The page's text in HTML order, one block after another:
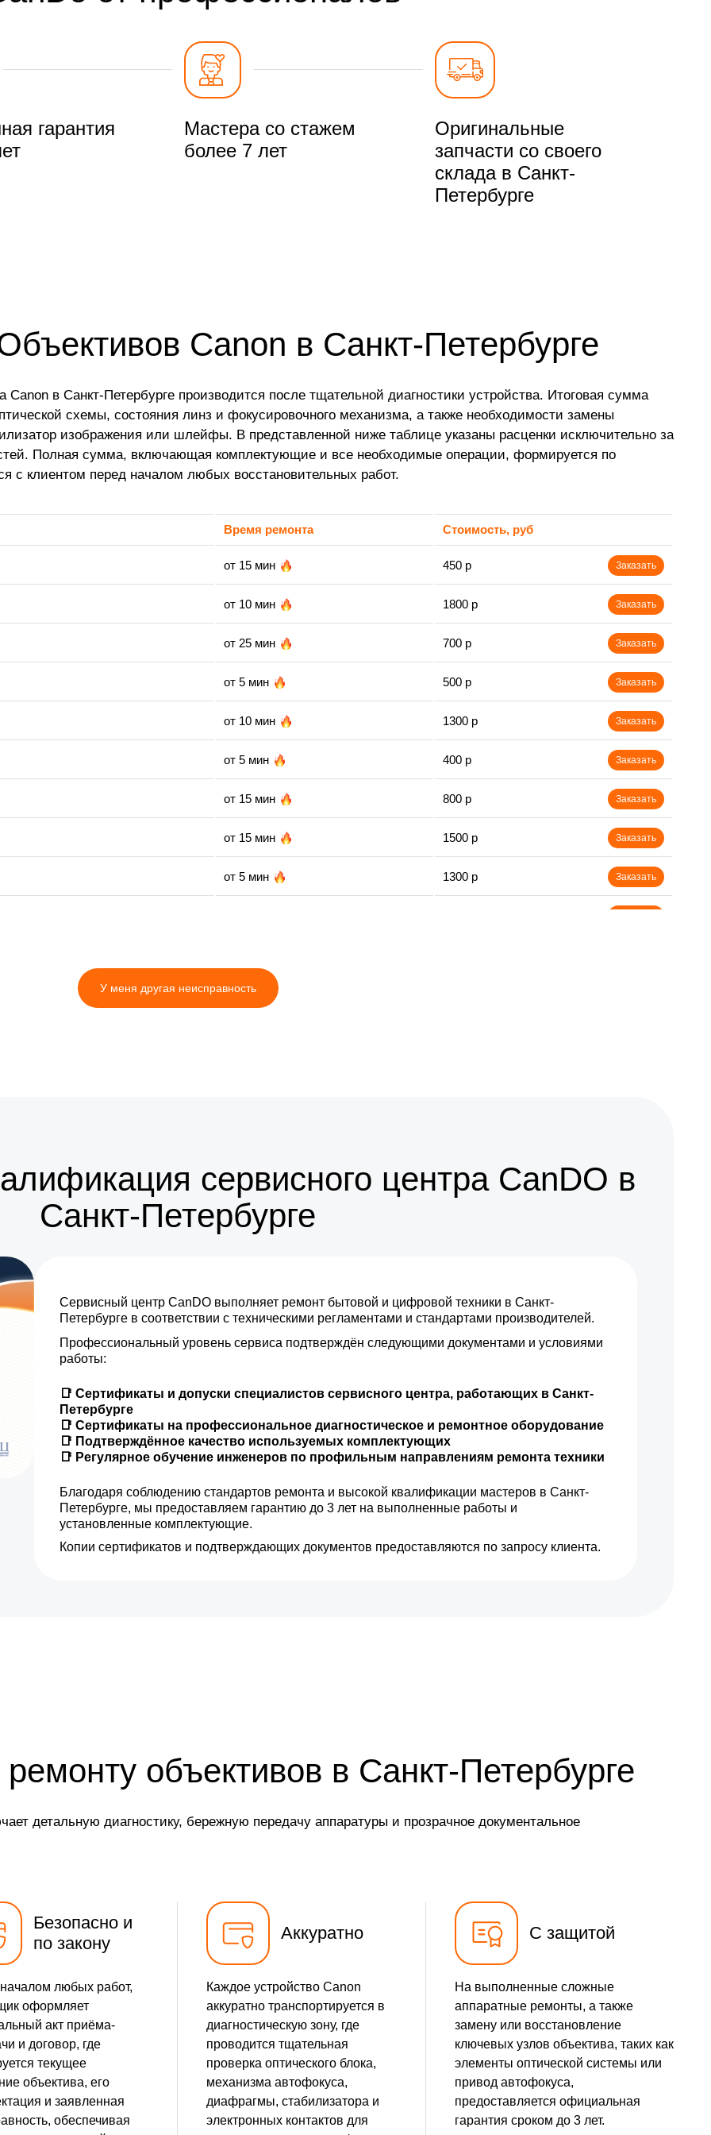
гарантия
Мастера со стажем
более 7 лет
Оригинальные
запчасти со своего
склада в Санкт-
Петербурге
Canon в Санкт-Петербурге
в Санкт-Петербурге производится после тщательной диагностики устройства. Итоговая сумма
схемы, состояния линз и фокусировочного механизма, а также необходимости замены
изображения или шлейфы. В представленной ниже таблице указаны расценки исключительно за
Полная сумма, включающая комплектующие и все необходимые операции, формируется по
с клиентом перед началом любых восстановительных работ.
Время ремонта Стоимость, руб
от 15 мин 450 р Заказать
от 10 мин 1800 р Заказать
от 25 мин 700 р Заказать
от 5 мин 500 р Заказать
от 10 мин 1300 р Заказать
от 5 мин 400 р Заказать
от 15 мин 800 р Заказать
от 15 мин 1500 р Заказать
от 5 мин 1300 р Заказать
от 30 мин
от 35 мин 1150 р Заказать
от 35 мин
от 35 мин 900 р
от 5 мин 600 р
от 10 мин 1900 р
от 25 мин 400 р
от 15 мин 550 р
У меня другая неисправность
сервисного центра CanDO в
Санкт-Петербурге
Сервисный центр CanDO выполняет ремонт бытовой и цифровой техники в Санкт-
Петербурге в соответствии с техническими регламентами и стандартами производителей.
Профессиональный уровень сервиса подтверждён следующими документами и условиями
работы:
📑 Сертификаты и допуски специалистов сервисного центра, работающих в Санкт-
Петербурге
📑 Сертификаты на профессиональное диагностическое и ремонтное оборудование
📑 Подтверждённое качество используемых комплектующих
📑 Регулярное обучение инженеров по профильным направлениям ремонта техники
Благодаря соблюдению стандартов ремонта и высокой квалификации мастеров в Санкт-
Петербурге, мы предоставляем гарантию до 3 лет на выполненные работы и
установленные комплектующие.
Копии сертификатов и подтверждающих документов предоставляются по запросу клиента.
объективов в Санкт-Петербурге
детальную диагностику, бережную передачу аппаратуры и прозрачное документальное
Безопасно и
по закону
любых работ,
оформляет
акт приёма-
и договор, где
текущее
объектива, его
и заявленная
обеспечивая
Аккуратно
Каждое устройство Canon
аккуратно транспортируется в
диагностическую зону, где
проводится тщательная
проверка оптического блока,
механизма автофокуса,
диафрагмы, стабилизатора и
электронных контактов для
С защитой
На выполненные сложные
аппаратные ремонты, а также
замену или восстановление
ключевых узлов объектива, таких как
элементы оптической системы или
привод автофокуса,
предоставляется официальная
гарантия сроком до 3 лет.